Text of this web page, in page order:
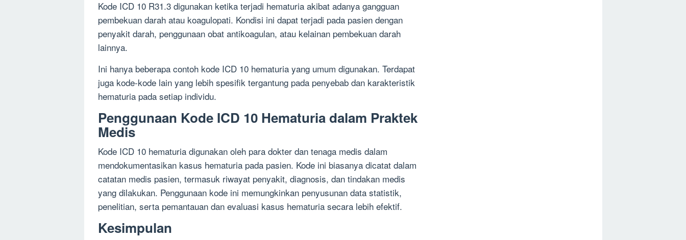
Kode ICD 10 R31.3 digunakan ketika terjadi hematuria akibat adanya gangguan
pembekuan darah atau koagulopati. Kondisi ini dapat terjadi pada pasien dengan
penyakit darah, penggunaan obat antikoagulan, atau kelainan pembekuan darah
lainnya.
Ini hanya beberapa contoh kode ICD 10 hematuria yang umum digunakan. Terdapat
juga kode-kode lain yang lebih spesifik tergantung pada penyebab dan karakteristik
hematuria pada setiap individu.
Penggunaan Kode ICD 10 Hematuria dalam Praktek
Medis
Kode ICD 10 hematuria digunakan oleh para dokter dan tenaga medis dalam
mendokumentasikan kasus hematuria pada pasien. Kode ini biasanya dicatat dalam
catatan medis pasien, termasuk riwayat penyakit, diagnosis, dan tindakan medis
yang dilakukan. Penggunaan kode ini memungkinkan penyusunan data statistik,
penelitian, serta pemantauan dan evaluasi kasus hematuria secara lebih efektif.
Kesimpulan